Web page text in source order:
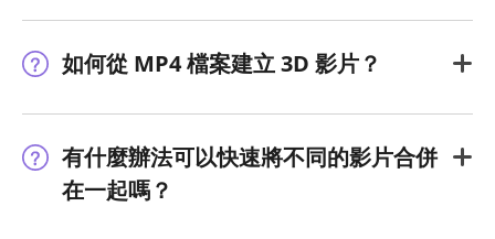
如何從 MP4 檔案建立 3D 影片？
有什麼辦法可以快速將不同的影片合併
在一起嗎？